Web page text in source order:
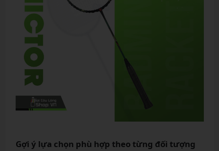
Gợi ý lựa chọn phù hợp theo từng đối tượng